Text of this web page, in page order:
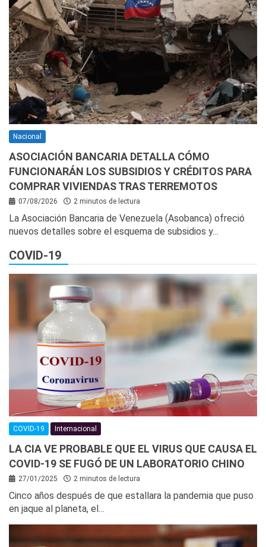
Nacional
ASOCIACIÓN BANCARIA DETALLA CÓMO
FUNCIONARÁN LOS SUBSIDIOS Y CRÉDITOS PARA
COMPRAR VIVIENDAS TRAS TERREMOTOS
07/08/2026 2 minutos de lectura
La Asociación Bancaria de Venezuela (Asobanca) ofreció
nuevos detalles sobre el esquema de subsidios y…
COVID-19
COVID-19 Internacional
LA CIA VE PROBABLE QUE EL VIRUS QUE CAUSA EL
COVID-19 SE FUGÓ DE UN LABORATORIO CHINO
27/01/2025 2 minutos de lectura
Cinco años después de que estallara la pandemia que puso
en jaque al planeta, el…